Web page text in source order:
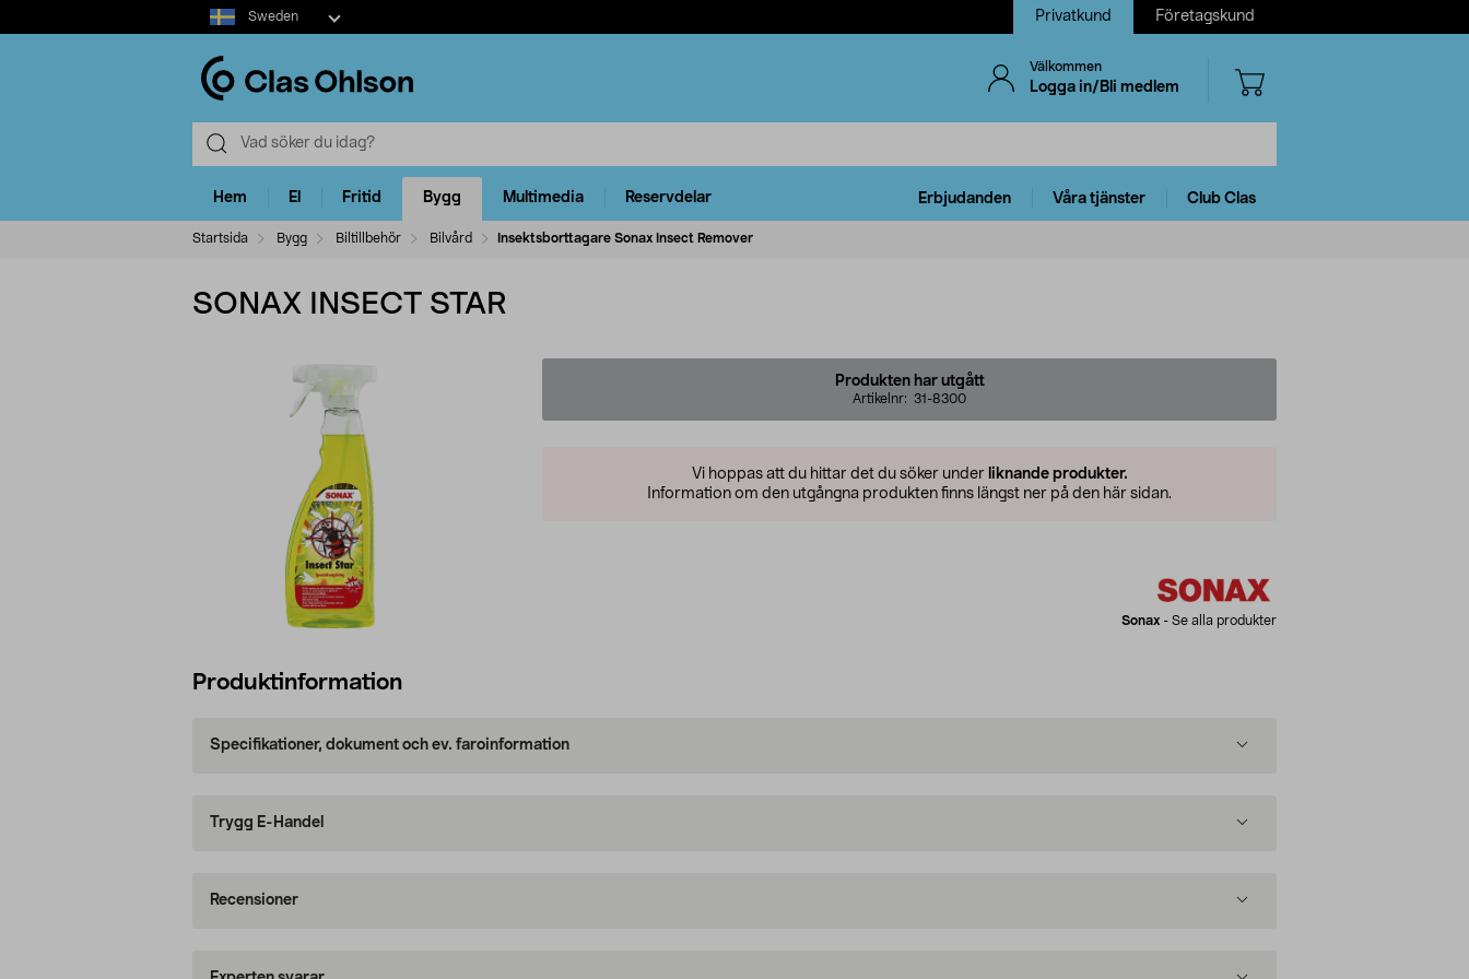
Select
market
Sweden Privatkund Företagskund
Välkommen
Logga in/Bli medlem
Hem El Fritid Bygg Multimedia Reservdelar Erbjudanden Våra tjänster Club Clas
Startsida Bygg Biltillbehör Bilvård Insektsborttagare Sonax Insect Remover
SONAX INSECT STAR
Produkten har utgått
Artikelnr: 31-8300
Vi hoppas att du hittar det du söker under liknande produkter.
Information om den utgångna produkten finns längst ner på den här sidan.
Sonax - Se alla produkter
Produktinformation
Specifikationer, dokument och ev. faroinformation
Trygg E-Handel
Recensioner